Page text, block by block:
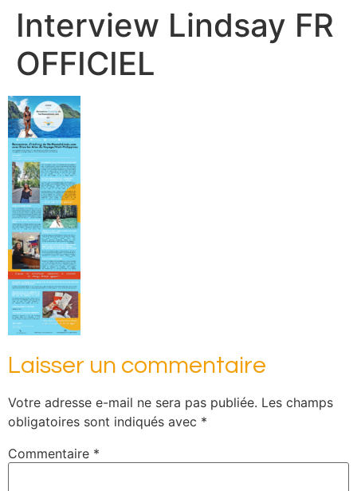
Interview Lindsay FR
OFFICIEL
Laisser un commentaire
Votre adresse e-mail ne sera pas publiée. Les champs
obligatoires sont indiqués avec *
Commentaire *